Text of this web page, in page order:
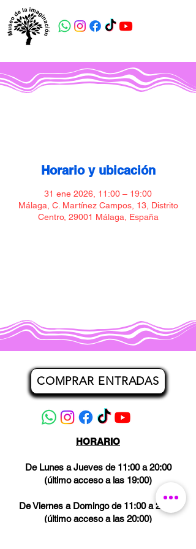
Horario y ubicación
31 ene 2026, 11:00 – 19:00
Málaga, C. Martínez Campos, 13, Distrito
Centro, 29001 Málaga, España
COMPRAR ENTRADAS
HORARIO
De Lunes a Jueves de 11:00 a 20:00
(último acceso a las 19:00)
De Viernes a Domingo de 11:00 a 21:00
(último acceso a las 20:00)